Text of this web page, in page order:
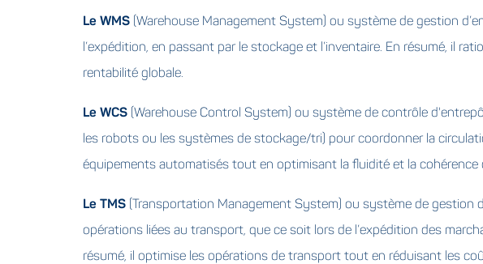
Le WMS (Warehouse Management System) ou système de gestion
l’expédition, en passant par le stockage et l’inventaire. En résumé, il
rentabilité globale.
Le WCS (Warehouse Control System) ou système de contrôle
les robots ou les systèmes de stockage/tri) pour coordonner la
équipements automatisés tout en optimisant la fluidité et la cohérence
Le TMS (Transportation Management System) ou système de gestion
opérations liées au transport, que ce soit lors de l’expédition des
résumé, il optimise les opérations de transport tout en réduisant les